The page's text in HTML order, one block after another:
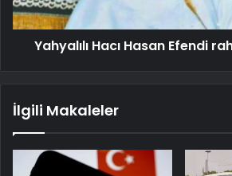
Yahyalılı Hacı Hasan Efendi
İlgili Makaleler